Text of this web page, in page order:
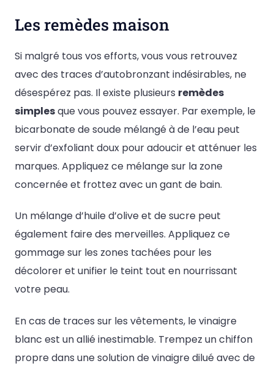
Les remèdes maison
Si malgré tous vos efforts, vous vous retrouvez
avec des traces d’autobronzant indésirables, ne
désespérez pas. Il existe plusieurs remèdes
simplesque vous pouvez essayer. Par exemple, le
bicarbonate de soude mélangé à de l’eau peut
servir d’exfoliant doux pour adoucir et atténuer les
marques. Appliquez ce mélange sur la zone
concernée et frottez avec un gant de bain.
Un mélange d’huile d’olive et de sucre peut
également faire des merveilles. Appliquez ce
gommage sur les zones tachées pour les
décolorer et unifier le teint tout en nourrissant
votre peau.
En cas de traces sur les vêtements, le vinaigre
blanc est un allié inestimable. Trempez un chiffon
propre dans une solution de vinaigre dilué avec de